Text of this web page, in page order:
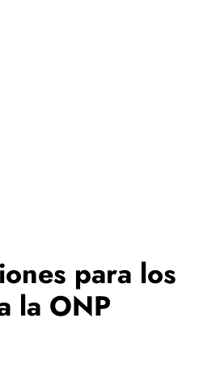
para los
la ONP